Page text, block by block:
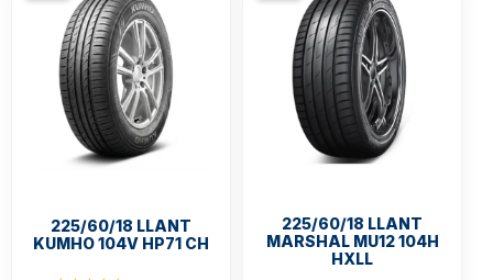
225/60/18 LLANT
KUMHO 104V HP71 CH
225/60/18 LLANT
MARSHAL MU12 104H
HXLL